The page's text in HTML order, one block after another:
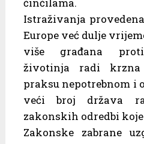
Istraživanja
Europe već dulje
više građana
životinja radi
praksu nepotrebnom i
veći broj država
zakonskih odredbi
Zakonske zabrane